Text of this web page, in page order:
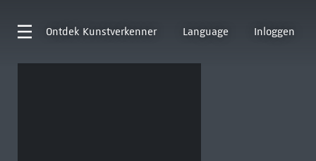
Ontdek Kunstverkenner Language Inloggen